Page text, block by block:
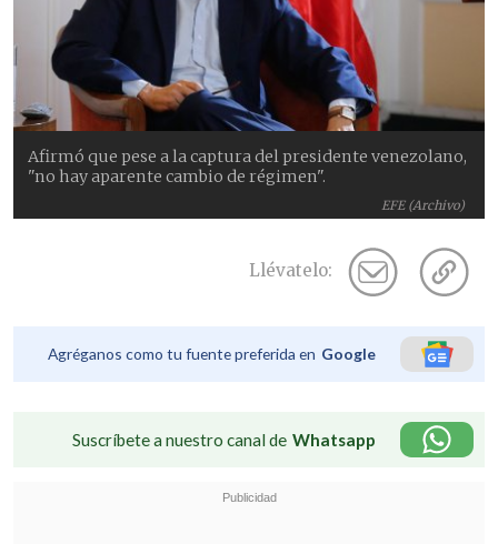
EFE (Archivo)
Afirmó que pese a la captura del presidente venezolano,
"no hay aparente cambio de régimen".
Llévatelo:
Agréganos como tu fuente preferida en Google
Suscríbete a nuestro canal de Whatsapp